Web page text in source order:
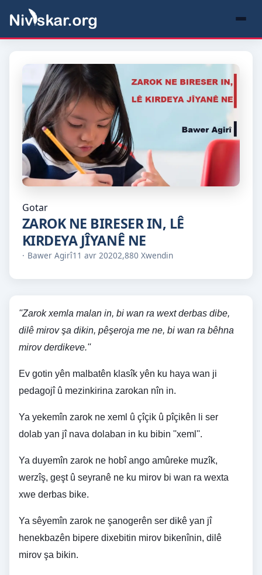
Gotar
ZAROK NE BIRESER IN, LÊ
KIRDEYA JÎYANÊ NE
Bawer Agirî11 avr 20202,880 Xwendin
''Zarok xemla malan in, bi wan ra wext derbas dibe,
dilê mirov şa dikin, pêşeroja me ne, bi wan ra bêhna
mirov derdikeve.''
Ev gotin yên malbatên klasîk yên ku haya wan ji
pedagojî û mezinkirina zarokan nîn in.
Ya yekemîn zarok ne xeml û çîçik û pîçikên li ser
dolab yan jî nava dolaban in ku bibin ''xeml''.
Ya duyemîn zarok ne hobî ango amûreke muzîk,
werzîş, geşt û seyranê ne ku mirov bi wan ra wexta
xwe derbas bike.
Ya sêyemîn zarok ne şanogerên ser dikê yan jî
henekbazên bipere dixebitin mirov bikenînin, dilê
mirov şa bikin.